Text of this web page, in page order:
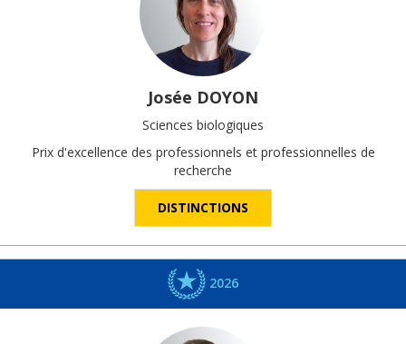
Josée DOYON
Sciences biologiques
Prix d'excellence des professionnels et professionnelles de
recherche
DISTINCTIONS
2026